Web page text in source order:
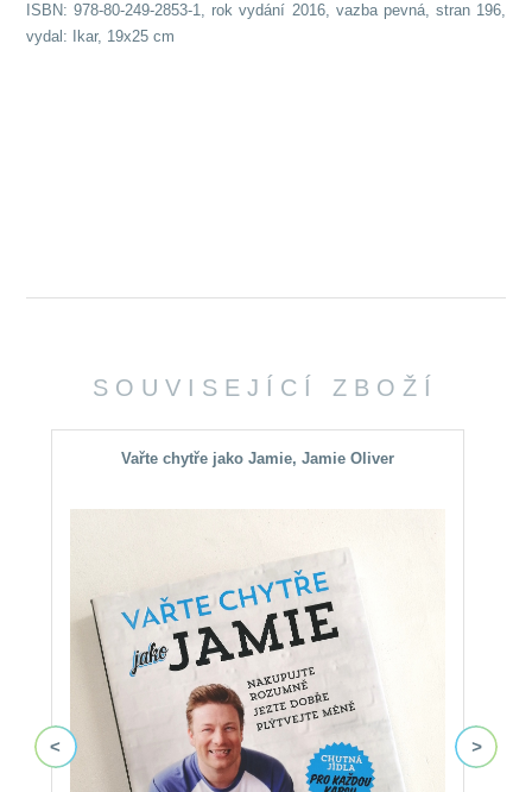
ISBN: 978-80-249-2853-1, rok vydání 2016, vazba pevná, stran 196,
vydal: Ikar, 19x25 cm
SOUVISEJÍCÍ ZBOŽÍ
Vařte chytře jako Jamie, Jamie Oliver